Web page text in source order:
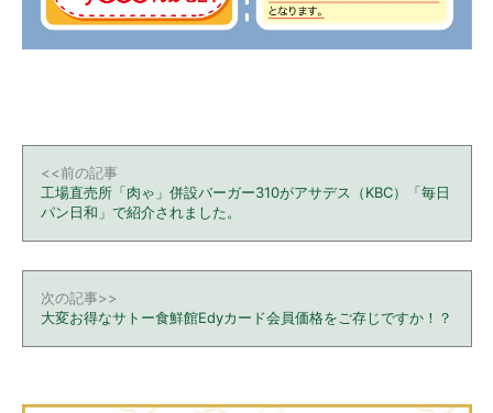
<<前の記事
工場直売所「肉ゃ」併設バーガー310がアサデス（KBC）「毎日
パン日和」で紹介されました。
次の記事>>
大変お得なサトー食鮮館Edyカード会員価格をご存じですか！？